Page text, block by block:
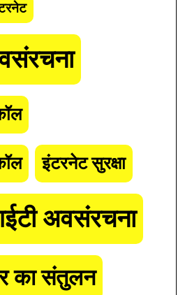
इंटरनेट सुरक्षा
अवसंरचना
का संतुलन